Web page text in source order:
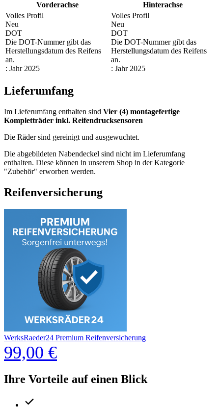
Vorderachse
Hinterachse
Volles Profil
Neu
DOT
Die DOT-Nummer gibt das
Herstellungsdatum des Reifens
an.
: Jahr 2025
Volles Profil
Neu
DOT
Die DOT-Nummer gibt das
Herstellungsdatum des Reifens
an.
: Jahr 2025
Lieferumfang
Im Lieferumfang enthalten sind Vier (4) montagefertige
Kompletträder inkl. Reifendrucksensoren
Die Räder sind gereinigt und ausgewuchtet.
Die abgebildeten Nabendeckel sind nicht im Lieferumfang
enthalten. Diese können in unserem Shop in der Kategorie
"Zubehör" erworben werden.
Reifenversicherung
WerksRaeder24 Premium Reifenversicherung
99,00 €
Ihre Vorteile auf einen Blick